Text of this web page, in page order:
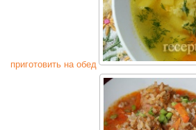
приготовить на обед